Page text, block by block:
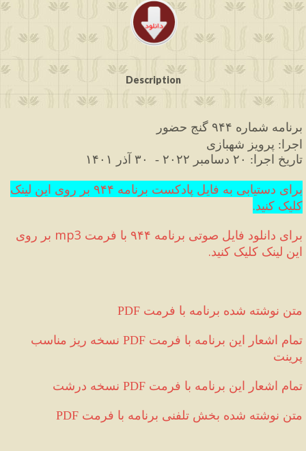
Description
برنامه شماره ۹۴۴ گنج حضور
اجرا: پرویز شهبازی
۱۴۰۱ تاریخ اجرا: ۲۰ دسامبر ۲۰۲۲ -  ۳۰ آذر
کلیک کنید.
برای دانلود فایل صوتی برنامه ۹۴۴ با فرمت
mp3
این لینک کلیک کنید.
PDF متن نوشته شده برنامه با فرمت
تمام اشعار این برنامه با فرمت PDF
پرینت
تمام اشعار این برنامه با فرمت PDF نسخه درشت
PDF متن نوشته شده بخش تلفنی برنامه با فرمت